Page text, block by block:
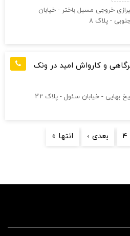
خروجی مسیل باختر - خیابان
- پلاک 8
و کارواش امید در ونک
- خیابان سئول - پلاک 42
4 بعدی › انتها »